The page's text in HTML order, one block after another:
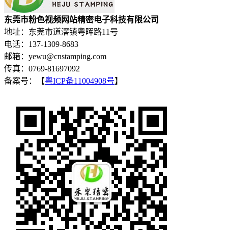
东莞市粉色视频网站精密电子科技有限公司
地址：东莞市道滘镇粤晖路11号
电话：137-1309-8683
邮箱：yewu@cnstamping.com
传真：0769-81697092
备案号：【粤ICP备11004908号】